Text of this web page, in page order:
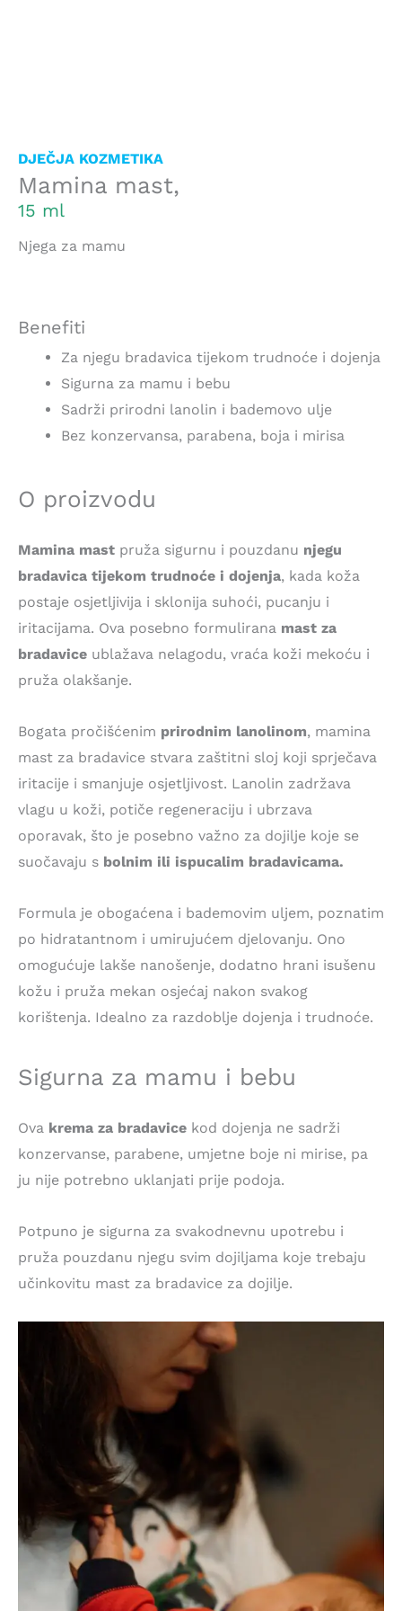
DJEČJA KOZMETIKA
Mamina mast,
15 ml
Njega za mamu
Benefiti
Za njegu bradavica tijekom trudnoće i dojenja
Sigurna za mamu i bebu
Sadrži prirodni lanolin i bademovo ulje
Bez konzervansa, parabena, boja i mirisa
O proizvodu
Mamina mast pruža sigurnu i pouzdanu njegu
bradavica tijekom trudnoće i dojenja, kada koža
postaje osjetljivija i sklonija suhoći, pucanju i
iritacijama. Ova posebno formulirana mast za
bradavice ublažava nelagodu, vraća koži mekoću i
pruža olakšanje.
Bogata pročišćenim prirodnim lanolinom, mamina
mast za bradavice stvara zaštitni sloj koji sprječava
iritacije i smanjuje osjetljivost. Lanolin zadržava
vlagu u koži, potiče regeneraciju i ubrzava
oporavak, što je posebno važno za dojilje koje se
suočavaju s bolnim ili ispucalim bradavicama.
Formula je obogaćena i bademovim uljem, poznatim
po hidratantnom i umirujućem djelovanju. Ono
omogućuje lakše nanošenje, dodatno hrani isušenu
kožu i pruža mekan osjećaj nakon svakog
korištenja. Idealno za razdoblje dojenja i trudnoće.
Sigurna za mamu i bebu
Ova krema za bradavice kod dojenja ne sadrži
konzervanse, parabene, umjetne boje ni mirise, pa
ju nije potrebno uklanjati prije podoja.
Potpuno je sigurna za svakodnevnu upotrebu i
pruža pouzdanu njegu svim dojiljama koje trebaju
učinkovitu mast za bradavice za dojilje.